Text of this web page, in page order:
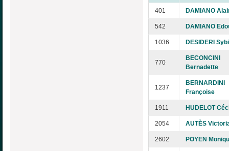
401 DAMIANO
542 DAMIANO
1036 DESIDERI
770
BECONCINI
Bernadette
1237
BERNARDINI
Françoise
1911 HUDELOT
2054 AUTÈS
2602 POYEN